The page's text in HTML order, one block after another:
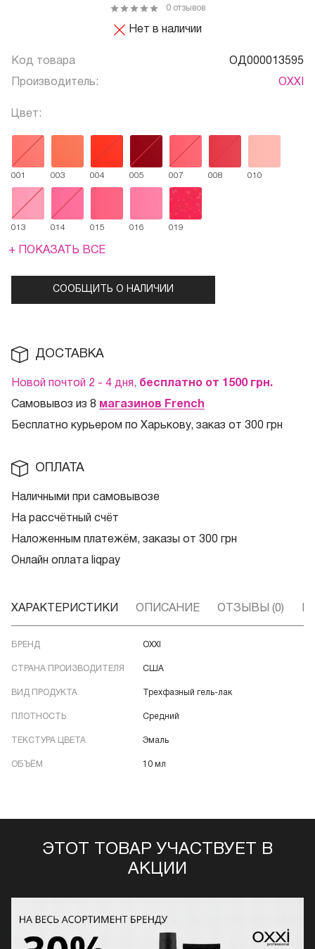
Нет в наличии
0 отзывов
Код товара ОД000013595
Производитель: OXXI
Цвет:
001 003 004 005 007 008 010
013 014 015 016 019
+ ПОКАЗАТЬ ВСЕ
СООБЩИТЬ О НАЛИЧИИ
ДОСТАВКА
Новой почтой 2 - 4 дня, бесплатно от 1500 грн.
Самовывоз из 8 магазинов French
Бесплатно курьером по Харькову, заказ от 300 грн
ОПЛАТА
Наличными при самовывозе
На рассчётный счёт
Наложенным платежём, заказы от 300 грн
Онлайн оплата liqpay
ХАРАКТЕРИСТИКИ ОПИСАНИЕ ОТЗЫВЫ (0)
БРЕНД OXXI
СТРАНА ПРОИЗВОДИТЕЛЯ США
ВИД ПРОДУКТА Трехфазный гель-лак
ПЛОТНОСТЬ Средний
ТЕКСТУРА ЦВЕТА Эмаль
ОБЪЁМ 10 мл
ЭТОТ ТОВАР УЧАСТВУЕТ В
АКЦИИ